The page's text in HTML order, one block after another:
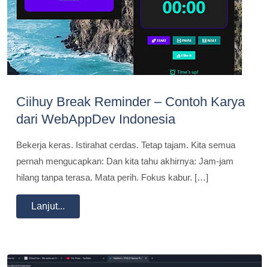
Ciihuy Break Reminder – Contoh Karya
dari WebAppDev Indonesia
Bekerja keras. Istirahat cerdas. Tetap tajam. Kita semua
pernah mengucapkan: Dan kita tahu akhirnya: Jam-jam
hilang tanpa terasa. Mata perih. Fokus kabur. […]
Lanjut...